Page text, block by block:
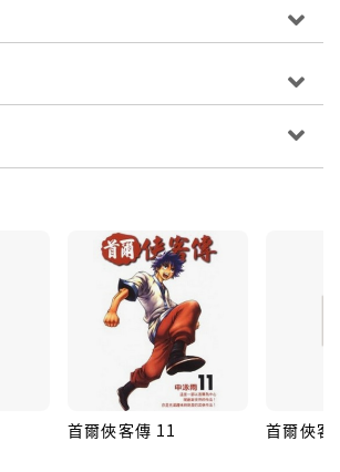
首爾俠客傳 11 首爾俠客